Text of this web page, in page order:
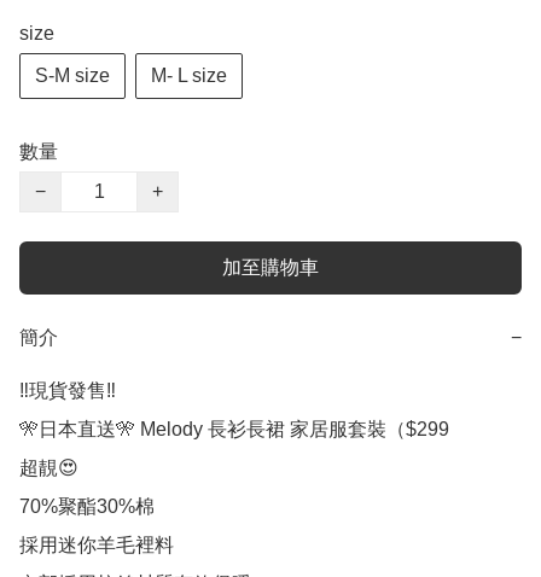
size
S-M size M- L size
數量
−
+
加至購物車
簡介 −
‼️現貨發售‼️
🎌日本直送🎌 Melody 長衫長裙 家居服套裝（$299
超靚😍
70%聚酯30%棉
採用迷你羊毛裡料